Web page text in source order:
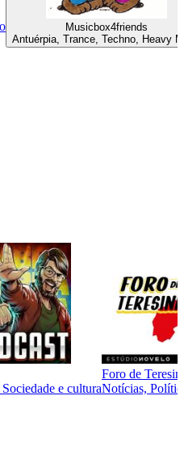
Musicbox4friends
Antuérpia, Trance, Techno, Heavy
e cultura
Foro de
Notícias,